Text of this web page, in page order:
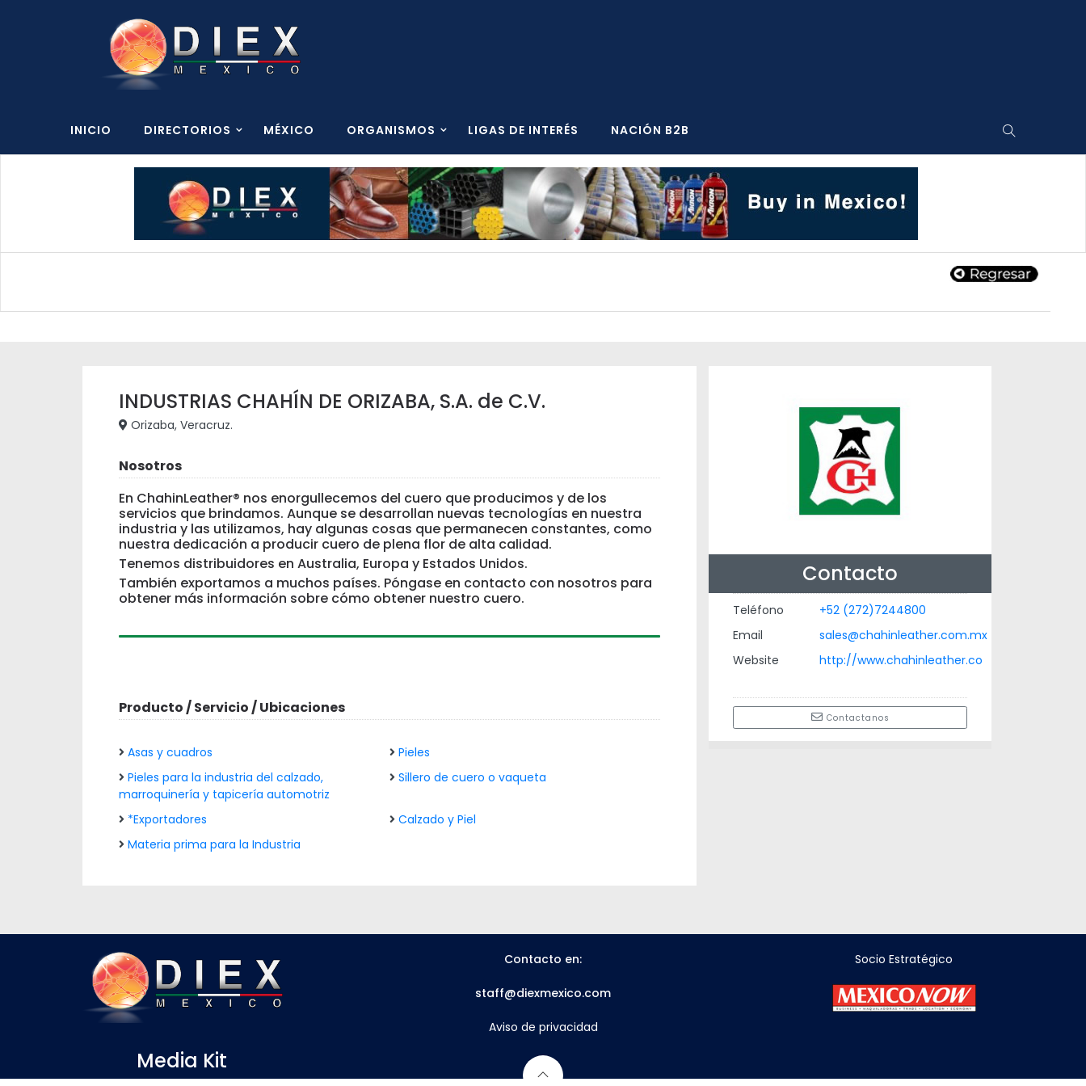
INICIO DIRECTORIOS MÉXICO ORGANISMOS LIGAS DE INTERÉS NACIÓN B2B
INDUSTRIAS CHAHÍN DE ORIZABA, S.A. de C.V.
Orizaba, Veracruz.
Nosotros
En ChahinLeather® nos enorgullecemos del cuero que producimos y de los
servicios que brindamos. Aunque se desarrollan nuevas tecnologías en nuestra
industria y las utilizamos, hay algunas cosas que permanecen constantes, como
nuestra dedicación a producir cuero de plena flor de alta calidad.
Tenemos distribuidores en Australia, Europa y Estados Unidos.
También exportamos a muchos países. Póngase en contacto con nosotros para
obtener más información sobre cómo obtener nuestro cuero.
Producto / Servicio / Ubicaciones
Asas y cuadros
Pieles
Pieles para la industria del calzado,
marroquinería y tapicería automotriz
Sillero de cuero o vaqueta
*Exportadores
Calzado y Piel
Materia prima para la Industria
Contacto
Teléfono
+52 (272)7244800
Email
sales@chahinleather.com.mx
Website
http://www.chahinleather.co
Contactanos
Media Kit
Contacto en:
staff@diexmexico.com
Aviso de privacidad
Socio Estratégico